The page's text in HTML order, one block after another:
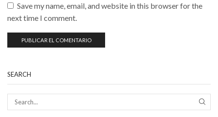
Save my name, email, and website in this browser for the
next time I comment.
SEARCH